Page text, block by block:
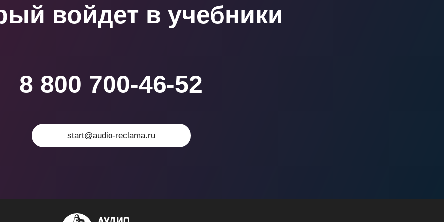
войдет в учебники
8 800 700-46-52
start@audio-reclama.ru